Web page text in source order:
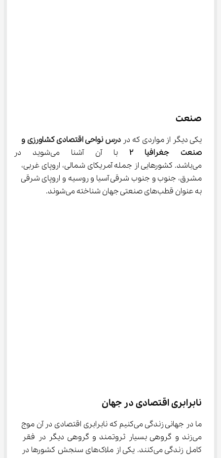
صنعت
یکی دیگر از مواردی که در درس نواحی اقتصادی کشاورزی و
صنعت جغرافیا ۲
با آن آشنا
می‌باشد. کشورهایی از جمله آمریکای شمالی، اروپای غربی،
مشرق، جنوب و جنوب شرقی آسیا و روسیه و اروپای شرقی
به عنوان قطب‌های صنعتی جهان شناخته می‌شوند.
نابرابری اقتصادی در جهان
ما در جهانی زندگی می‌کنیم که نابرابری اقتصادی در آن موج
می‌زند و گروهی بسیار ثروتمند و گروهی دیگر در فقر
کامل زندگی می‌کنند. یکی از ملاک‌های سنجش کشورها در